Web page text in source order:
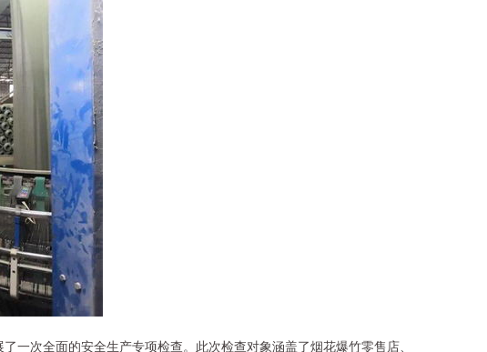
一次全面的安全生产专项检查。此次检查对象涵盖了烟花爆竹零售店、